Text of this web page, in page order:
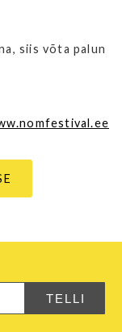
siis võta palun